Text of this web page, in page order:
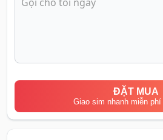
ĐẶT MUA
Giao sim nhanh miễn phí